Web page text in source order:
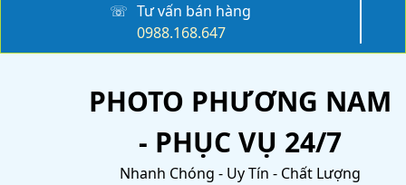
☏ Tư vấn bán hàng
0988.168.647
PHOTO PHƯƠNG NAM
- PHỤC VỤ 24/7
Nhanh Chóng - Uy Tín - Chất Lượng